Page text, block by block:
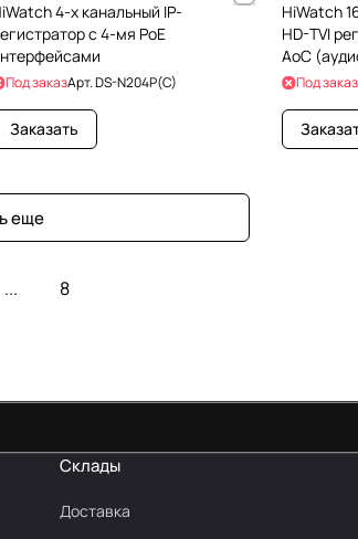
4-х канальный IP-
c 4-мя PoE
Под заказАрт.DS-N204P(C)
Заказать
HiWatch
HD-TVI
AoC
Под заказ
еще
... 8
Склады
Доставка